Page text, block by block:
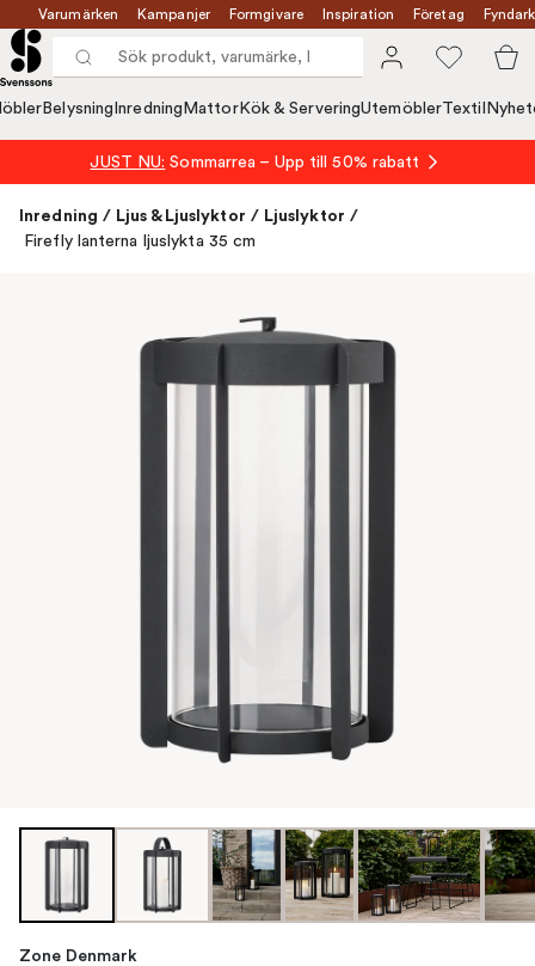
Varumärken Kampanjer Formgivare Inspiration Företag
Belysning Inredning MattorKök & ServeringUtemöblerTextil
JUST NU: Sommarrea – Upp till 50% rabatt
Inredning / Ljus & Ljuslyktor / Ljuslyktor /
Firefly lanterna ljuslykta 35 cm
Zone Denmark